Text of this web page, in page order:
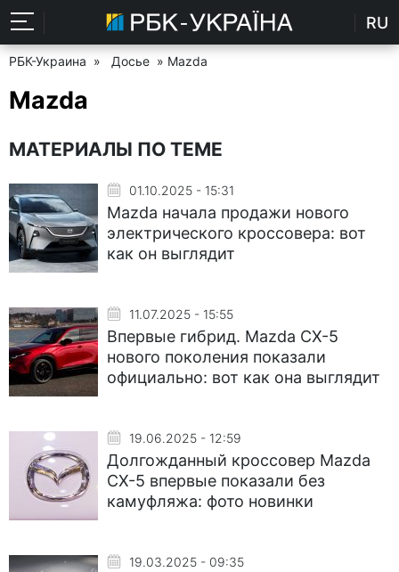
RU
РБК-Украина » Досье » Mazda
Mazda
МАТЕРИАЛЫ ПО ТЕМЕ
01.10.2025 - 15:31
Mazda начала продажи нового
электрического кроссовера: вот
как он выглядит
11.07.2025 - 15:55
Впервые гибрид. Mazda CX-5
нового поколения показали
официально: вот как она выглядит
19.06.2025 - 12:59
Долгожданный кроссовер Mazda
CX-5 впервые показали без
камуфляжа: фото новинки
19.03.2025 - 09:35